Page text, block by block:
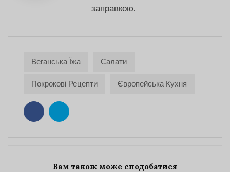
заправкою.
Веганська Їжа
Салати
Покрокові Рецепти
Європейська Кухня
Вам також може сподобатися